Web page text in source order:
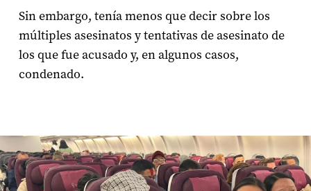
Sin embargo, tenía menos que decir sobre los
múltiples asesinatos y tentativas de asesinato de
los que fue acusado y, en algunos casos,
condenado.